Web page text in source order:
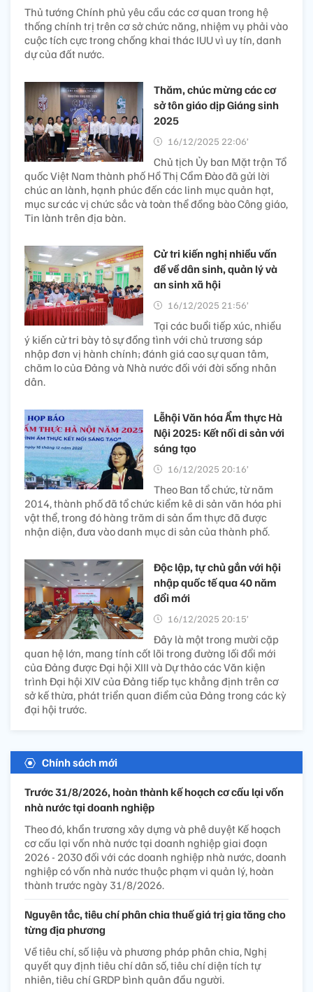
Thủ tướng Chính phủ yêu cầu các cơ quan trong hệ
thống chính trị trên cơ sở chức năng, nhiệm vụ phải vào
cuộc tích cực trong chống khai thác IUU vì uy tín, danh
dự của đất nước.
Thăm, chúc mừng các cơ
sở tôn giáo dịp Giáng sinh
2025
16/12/2025 22:06’
Chủ tịch Ủy ban Mặt trận Tổ
quốc Việt Nam thành phố Hồ Thị Cẩm Đào đã gửi lời
chúc an lành, hạnh phúc đến các linh mục quản hạt,
mục sư các vị chức sắc và toàn thể đồng bào Công giáo,
Tin lành trên địa bàn.
Cử tri kiến nghị nhiều vấn
đề về dân sinh, quản lý và
an sinh xã hội
16/12/2025 21:56’
Tại các buổi tiếp xúc, nhiều
ý kiến cử tri bày tỏ sự đồng tình với chủ trương sáp
nhập đơn vị hành chính; đánh giá cao sự quan tâm,
chăm lo của Đảng và Nhà nước đối với đời sống nhân
dân.
Lễhội Văn hóa Ẩm thực Hà
Nội 2025: Kết nối di sản với
sáng tạo
16/12/2025 20:16’
Theo Ban tổ chức, từ năm
2014, thành phố đã tổ chức kiểm kê di sản văn hóa phi
vật thể, trong đó hàng trăm di sản ẩm thực đã được
nhận diện, đưa vào danh mục di sản của thành phố.
Độc lập, tự chủ gắn với hội
nhập quốc tế qua 40 năm
đổi mới
16/12/2025 20:15’
Đây là một trong mười cặp
quan hệ lớn, mang tính cốt lõi trong đường lối đổi mới
của Đảng được Đại hội XIII và Dự thảo các Văn kiện
trình Đại hội XIV của Đảng tiếp tục khẳng định trên cơ
sở kế thừa, phát triển quan điểm của Đảng trong các kỳ
đại hội trước.
Chính sách mới
Trước 31/8/2026, hoàn thành kế hoạch cơ cấu lại vốn
nhà nước tại doanh nghiệp
Theo đó, khẩn trương xây dựng và phê duyệt Kế hoạch
cơ cấu lại vốn nhà nước tại doanh nghiệp giai đoạn
2026 - 2030 đối với các doanh nghiệp nhà nước, doanh
nghiệp có vốn nhà nước thuộc phạm vi quản lý, hoàn
thành trước ngày 31/8/2026.
Nguyên tắc, tiêu chí phân chia thuế giá trị gia tăng cho
từng địa phương
Về tiêu chí, số liệu và phương pháp phân chia, Nghị
quyết quy định tiêu chí dân số, tiêu chí diện tích tự
nhiên, tiêu chí GRDP bình quân đầu người.